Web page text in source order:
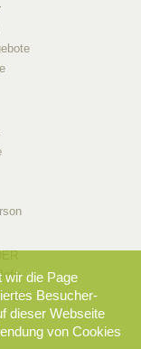
wir die Page
Besucher-
dieser Webseite
von Cookies